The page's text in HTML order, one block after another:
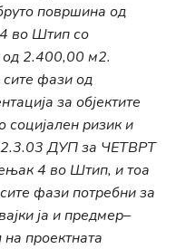
површина од
во Штип со
од 2.400,00 м2.
фази од
за објектите
социјален ризик и
2.3.03 ДУП за ЧЕТВРТ
4 во Штип, и тоа
фази потребни за
ја и предмер–
проектната